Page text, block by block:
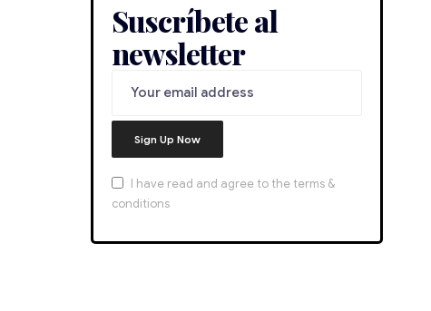
Suscríbete al
newsletter
I have read and agree to the terms &
conditions